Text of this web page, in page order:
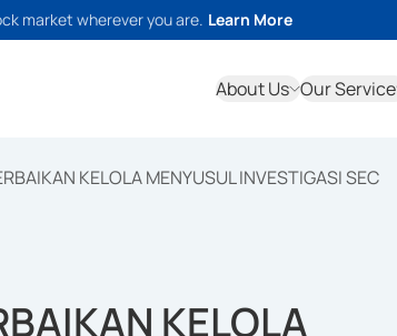
market wherever you are. Learn More
About Us Our Service
KELOLA MENYUSUL INVESTIGASI SEC
KELOLA